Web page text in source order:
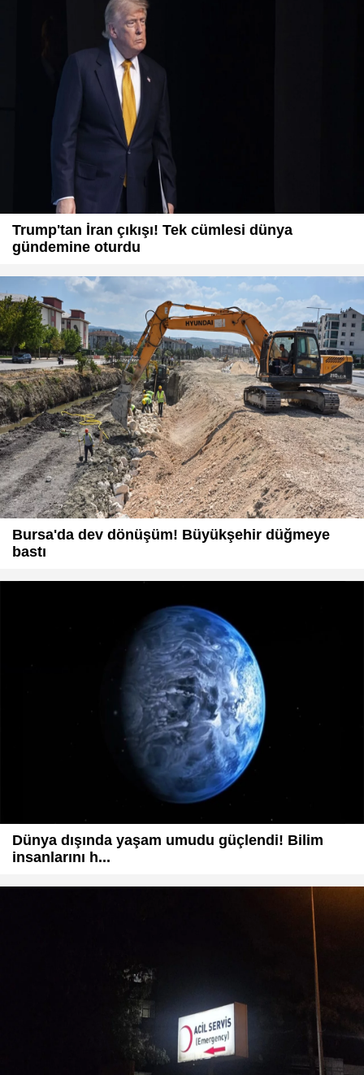
Trump'tan İran çıkışı! Tek cümlesi dünya
gündemine oturdu
Bursa'da dev dönüşüm! Büyükşehir düğmeye
bastı
Dünya dışında yaşam umudu güçlendi! Bilim
insanlarını h...